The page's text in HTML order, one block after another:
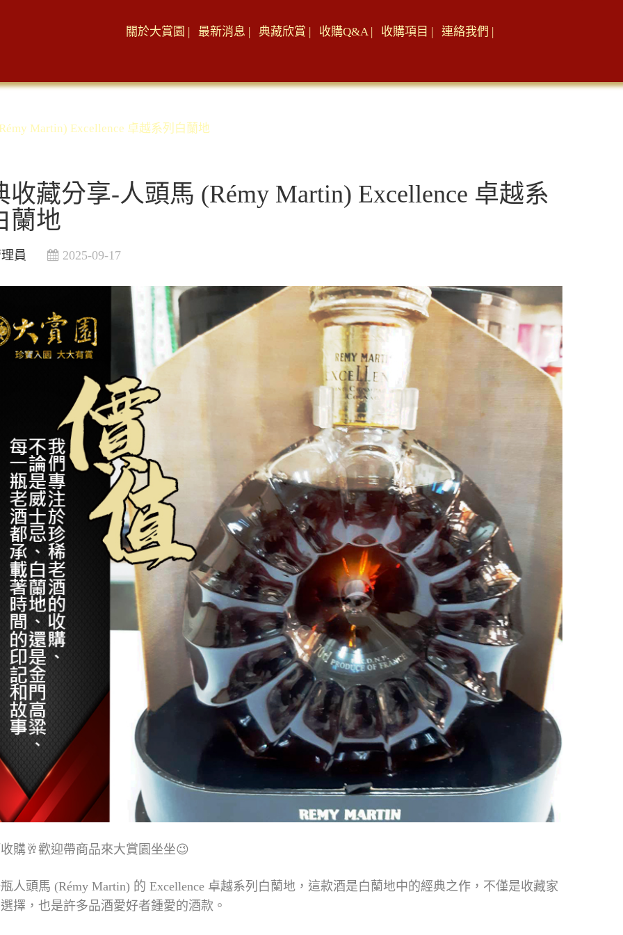
關於大賞園 | 最新消息 | 典藏欣賞 | 收購Q&A | 收購項目 | 連絡我們 |
Martin) Excellence 卓越系列白蘭地
收藏分享-人頭馬 (Rémy Martin) Excellence 卓越系
蘭地
員 2025-09-17
收購🥂歡迎帶商品來大賞園坐坐😉
人頭馬 (Rémy Martin) 的 Excellence 卓越系列白蘭地，這款酒是白蘭地中的經典之作，不僅是收藏家
擇，也是許多品酒愛好者鍾愛的酒款。